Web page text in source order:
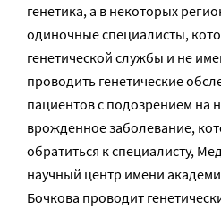
генетика, а в некоторых
одиночные специалисты,
генетической службы и не
проводить генетические
пациентов с подозрением на
врожденное заболевание,
обратиться к специалисту,
научный центр имени
Бочкова проводит